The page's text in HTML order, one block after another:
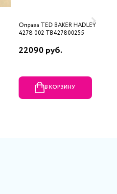
Оправа TED BAKER HADLEY
4278 002 TB427800255
22090 руб.
В КОРЗИНУ